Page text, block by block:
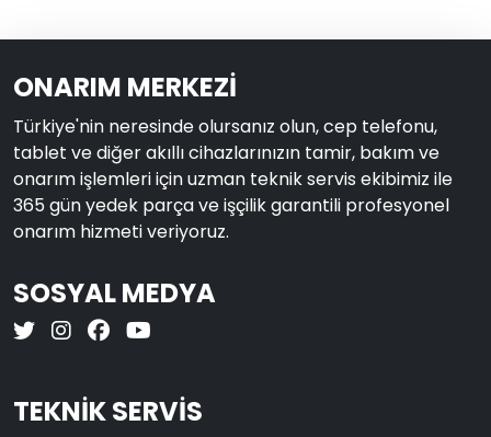
ONARIM MERKEZİ
Türkiye'nin neresinde olursanız olun, cep telefonu,
tablet ve diğer akıllı cihazlarınızın tamir, bakım ve
onarım işlemleri için uzman teknik servis ekibimiz ile
365 gün yedek parça ve işçilik garantili profesyonel
onarım hizmeti veriyoruz.
SOSYAL MEDYA
TEKNİK SERVİS